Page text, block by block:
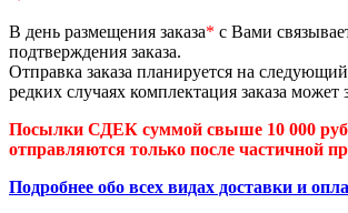
В день размещения заказа* с Вами
подтверждения заказа.
Отправка заказа планируется на
редких случаях комплектация заказа может
Посылки СДЕК суммой свыше 10 000
отправляются только после частичной
Подробнее обо всех видах доставки и